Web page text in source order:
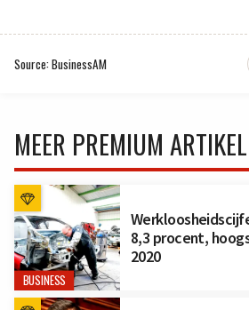
Source: BusinessAM
MEER PREMIUM
BUSINESS
8,3 procent,
2020